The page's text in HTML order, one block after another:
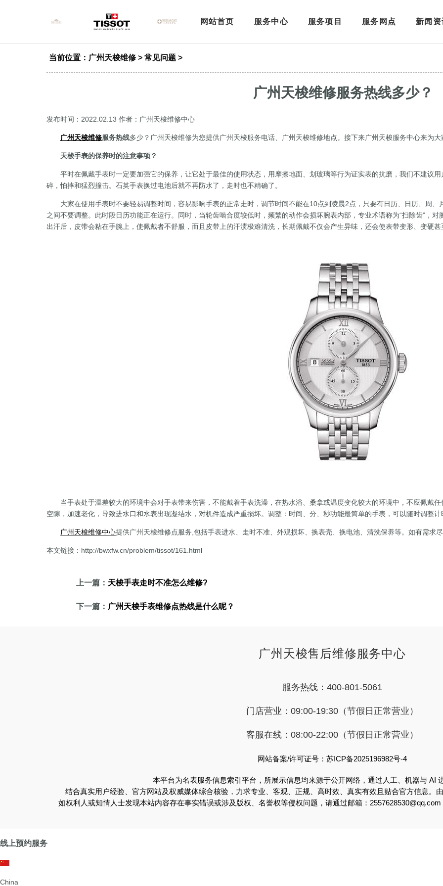
网站首页 服务中心 服务项目 服务网点 新闻
当前位置： 广州天梭维修> 常见问题>
广州天梭维修服务热线多少？
发布时间：2022.02.13 作者：广州天梭维修中心
广州天梭维修服务热线多少？广州天梭维修为您提供广州天梭服务电话、广州天梭维修地点。接下来广州天梭服务中心来为
天梭手表的保养时的注意事项？
平时在佩戴手表时一定要加强它的保养，让它处于最佳的使用状态，用摩擦地面、划玻璃等行为证实表的抗磨，我们不建议
碎，怕摔和猛烈撞击。石英手表换过电池后就不再防水了，走时也不精确了。
大家在使用手表时不要轻易调整时间，容易影响手表的正常走时，调节时间不能在10点到凌晨2点，只要有日历、日历、周、
之间不要调整。此时段日历功能正在运行。同时，当轮齿啮合度较低时，频繁的动作会损坏腕表内部，专业术语称为“扫除齿”，
出汗后，皮带会粘在手腕上，使佩戴者不舒服，而且皮带上的汗渍极难清洗，长期佩戴不仅会产生异味，还会使表带变形、变硬甚
当手表处于温差较大的环境中会对手表带来伤害，不能戴着手表洗澡，在热水浴、桑拿或温度变化较大的环境中，不应佩戴
空隙，加速老化，导致进水口和水表出现凝结水，对机件造成严重损坏。调整：时间、分、秒功能最简单的手表，可以随时调整计
广州天梭维修中心提供广州天梭维修点服务,包括手表进水、走时不准、外观损坏、换表壳、换电池、清洗保养等。如有需求
本文链接：http://bwxfw.cn/problem/tissot/161.html
上一篇： 天梭手表走时不准怎么维修?
下一篇： 广州天梭手表维修点热线是什么呢？
广州天梭售后维修服务中心
服务热线：400-801-5061
门店营业：09:00-19:30（节假日正常营业）
客服在线：08:00-22:00（节假日正常营业）
网站备案/许可证号：苏ICP备2025196982号-4
本平台为名表服务信息索引平台，所展示信息均来源于公开网络，通过人工、机器与 AI
结合真实用户经验、官方网站及权威媒体综合核验，力求专业、客观、正规、高时效、真实有效且贴合官方信息。
如权利人或知情人士发现本站内容存在事实错误或涉及版权、名誉权等侵权问题，请通过邮箱：
线上预约服务
China